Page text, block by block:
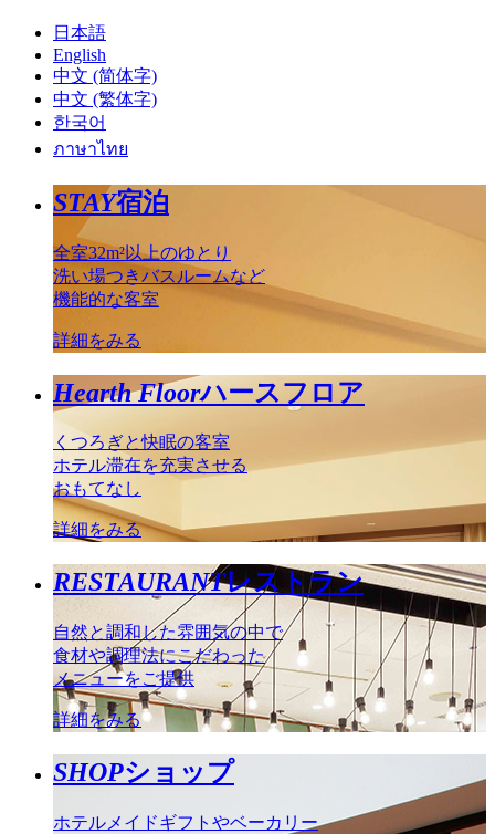
日本語
English
中文 (简体字)
中文 (繁体字)
한국어
ภาษาไทย
STAY宿泊
全室32m²以上のゆとり
洗い場つきバスルームなど
機能的な客室
詳細をみる
Hearth Floorハースフロア
くつろぎと快眠の客室
ホテル滞在を充実させる
おもてなし
詳細をみる
RESTAURANTレストラン
自然と調和した雰囲気の中で
食材や調理法にこだわった
メニューをご提供
詳細をみる
SHOPショップ
ホテルメイドギフトやベーカリー